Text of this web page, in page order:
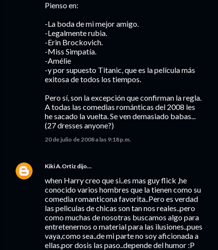
Pienso en:
-La boda de mi mejor amigo.
-Legalmente rubia.
-Erin Brockovich.
-Miss Simpatía.
-Amélie
-y por supuesto Titanic, que es la película más
exitosa de todos los tiempos.
Pero sí, son la excepción que confirman la regla.
A todas las comedias románticas del 2008 les
he sacado la vuelta. Se ven demasiado babas...
(27 dresses anyone?)
20 de julio de 2008 a las 9:18 p.m.
Kiki A.Ortiz dijo…
when Harry creo que si..es mas guy flick ,he
conocido varios hombres que la tienen como su
comedia romanticona favorita..Pero es verdad
las peliculas de chicas son tan nos reales..pero
como muchas de nosotras buscamos algo para
entretenernos o material para las ilusiones..pues
vaya,como sea..de mi parte no soy aficionada a
ellas,por dosis las paso..depende del humor :P